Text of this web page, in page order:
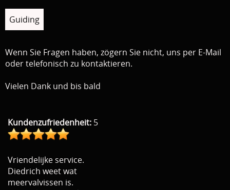
Guiding
Wenn Sie Fragen haben, zögern Sie nicht, uns per E-Mail
oder telefonisch zu kontaktieren.
Vielen Dank und bis bald
Kundenzufriedenheit: 5
Vriendelijke service.
Diedrich weet wat
meervalvissen is.